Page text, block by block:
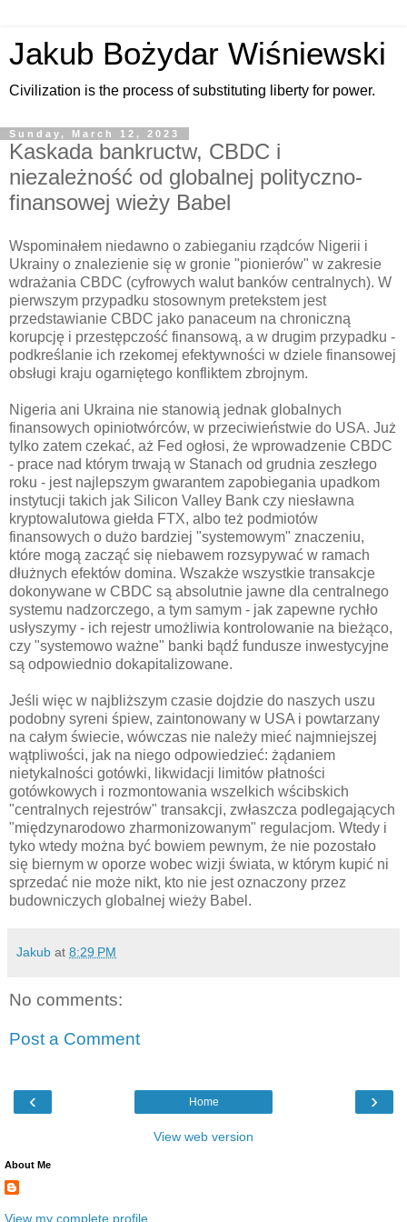
Jakub Bożydar Wiśniewski
Civilization is the process of substituting liberty for power.
Sunday, March 12, 2023
Kaskada bankructw, CBDC i
niezależność od globalnej polityczno-
finansowej wieży Babel
Wspominałem niedawno o zabieganiu rządców Nigerii i
Ukrainy o znalezienie się w gronie "pionierów" w zakresie
wdrażania CBDC (cyfrowych walut banków centralnych). W
pierwszym przypadku stosownym pretekstem jest
przedstawianie CBDC jako panaceum na chroniczną
korupcję i przestępczość finansową, a w drugim przypadku -
podkreślanie ich rzekomej efektywności w dziele finansowej
obsługi kraju ogarniętego konfliktem zbrojnym.
Nigeria ani Ukraina nie stanowią jednak globalnych
finansowych opiniotwórców, w przeciwieństwie do USA. Już
tylko zatem czekać, aż Fed ogłosi, że wprowadzenie CBDC
- prace nad którym trwają w Stanach od grudnia zeszłego
roku - jest najlepszym gwarantem zapobiegania upadkom
instytucji takich jak Silicon Valley Bank czy niesławna
kryptowalutowa giełda FTX, albo też podmiotów
finansowych o dużo bardziej "systemowym" znaczeniu,
które mogą zacząć się niebawem rozsypywać w ramach
dłużnych efektów domina. Wszakże wszystkie transakcje
dokonywane w CBDC są absolutnie jawne dla centralnego
systemu nadzorczego, a tym samym - jak zapewne rychło
usłyszymy - ich rejestr umożliwia kontrolowanie na bieżąco,
czy "systemowo ważne" banki bądź fundusze inwestycyjne
są odpowiednio dokapitalizowane.
Jeśli więc w najbliższym czasie dojdzie do naszych uszu
podobny syreni śpiew, zaintonowany w USA i powtarzany
na całym świecie, wówczas nie należy mieć najmniejszej
wątpliwości, jak na niego odpowiedzieć: żądaniem
nietykalności gotówki, likwidacji limitów płatności
gotówkowych i rozmontowania wszelkich wścibskich
"centralnych rejestrów" transakcji, zwłaszcza podlegających
"międzynarodowo zharmonizowanym" regulacjom. Wtedy i
tyko wtedy można być bowiem pewnym, że nie pozostało
się biernym w oporze wobec wizji świata, w którym kupić ni
sprzedać nie może nikt, kto nie jest oznaczony przez
budowniczych globalnej wieży Babel.
Jakub at 8:29 PM
No comments:
Post a Comment
‹ ›
Home
View web version
About Me
View my complete profile